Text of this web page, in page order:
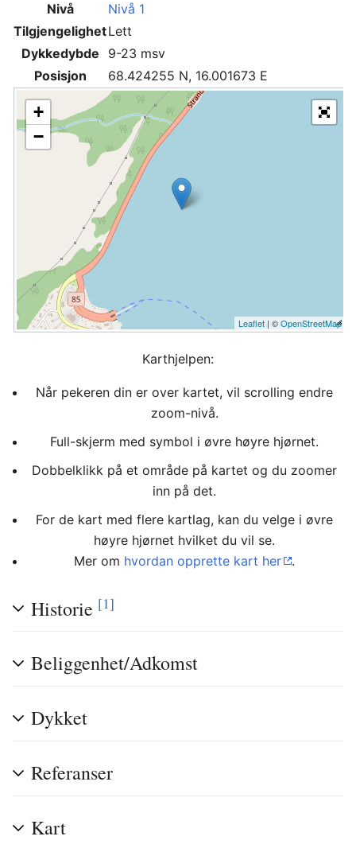
Nivå
Nivå 1
TilgjengelighetLett
Dykkedybde
9-23 msv
Posisjon
68.424255 N, 16.001673 E
+
−
Leaflet | ©OpenStreetMap
Karthjelpen:
Når pekeren din er over kartet, vil scrolling endre
zoom-nivå.
Full-skjerm med symbol i øvre høyre hjørnet.
Dobbelklikk på et område på kartet og du zoomer
inn på det.
For de kart med flere kartlag, kan du velge i øvre
høyre hjørnet hvilket du vil se.
Mer om hvordan opprette kart her .
Historie [1]
Beliggenhet/Adkomst
Dykket
Referanser
Kart